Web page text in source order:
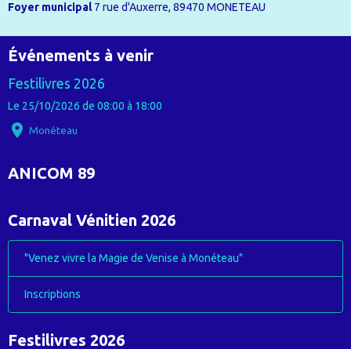
Foyer municipal7 rue d'Auxerre, 89470 MONETEAU
Événements à venir
Festilivres 2026
Le 25/10/2026 de 08:00 à 18:00
Monéteau
ANICOM 89
Carnaval Vénitien 2026
"Venez vivre la Magie de Venise à Monéteau"
Inscriptions
Festilivres 2026